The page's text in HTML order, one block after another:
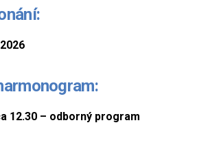
12.30 – odborný program